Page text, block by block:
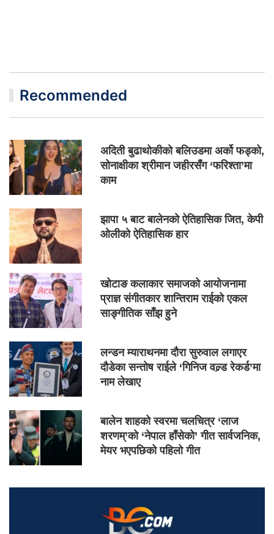
Recommended
अदिती बुढाथोकीको बलिउडमा अर्को फड्को,
सोनाक्षीका श्रीमान जहीरसँग ‘फरिश्ता’मा
काम
झापा ५ बाट बालेनको ऐतिहासिक जित, केपी
ओलीको ऐतिहासिक हार
खोटाङ कलाकार समाजको आयोजनामा
प्राज्ञ संगीतकार शान्तिराम राईको एकल
साङ्गीतिक साँझ हुने
लन्डन म्याराथनमा दौरा सुरुवाल लगाएर
दौडेका सन्तोष राईले ‘गिनिज वल्र्ड रेकर्ड’मा
नाम लेखाए
बालेन शाहको स्वरमा चलचित्र ‘लाज
शरणम्’को ‘नेपाल हाँसेको’ गीत सार्वजनिक,
मेयर भएपछिको पहिलो गीत